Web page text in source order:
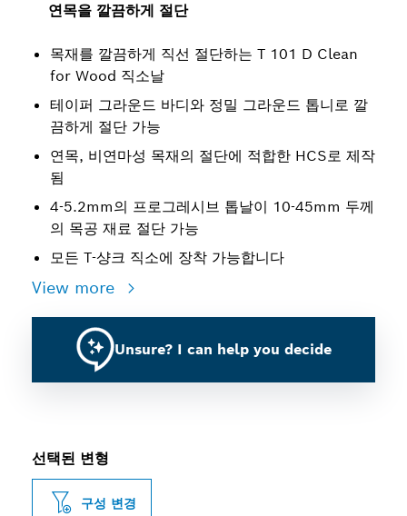
연목을 깔끔하게 절단
목재를 깔끔하게 직선 절단하는 T 101 D Clean
for Wood 직소날
테이퍼 그라운드 바디와 정밀 그라운드 톱니로 깔
끔하게 절단 가능
연목, 비연마성 목재의 절단에 적합한 HCS로 제작
됨
4-5.2mm의 프로그레시브 톱날이 10-45mm 두께
의 목공 재료 절단 가능
모든 T-샹크 직소에 장착 가능합니다
View more
Unsure? I can help you decide
선택된 변형
구성 변경